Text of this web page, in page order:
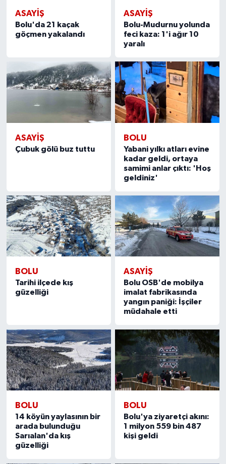
ASAYIŞ
Bolu'da 21 kaçak
göçmen yakalandı
ASAYIŞ
Bolu-Mudurnu yolunda
feci kaza: 1'i ağır 10
yaralı
ASAYIŞ
Çubuk gölü buz tuttu
BOLU
Yabani yılkı atları evine
kadar geldi, ortaya
samimi anlar çıktı: 'Hoş
geldiniz'
BOLU
Tarihi ilçede kış
güzelliği
ASAYIŞ
Bolu OSB'de mobilya
imalat fabrikasında
yangın paniği: İşçiler
müdahale etti
BOLU
14 köyün yaylasının bir
arada bulunduğu
Sarıalan'da kış
güzelliği
BOLU
Bolu'ya ziyaretçi akını:
1 milyon 559 bin 487
kişi geldi